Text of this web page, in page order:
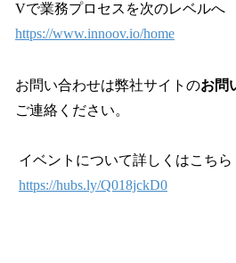
Vで業務プロセスを次のレベルへ
https://www.innoov.io/home
お問い合わせは弊社サイトのお問
ご連絡ください。
イベントについて詳しくはこちら
https://hubs.ly/Q018jckD0